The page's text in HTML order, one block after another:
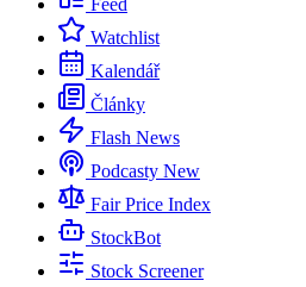
Feed
Watchlist
Kalendář
Články
Flash News
Podcasty New
Fair Price Index
StockBot
Stock Screener